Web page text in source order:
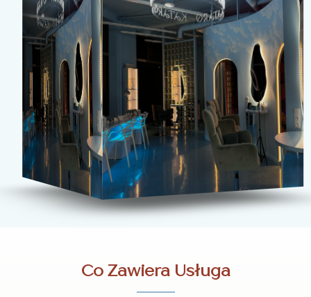
Co Zawiera Usługa